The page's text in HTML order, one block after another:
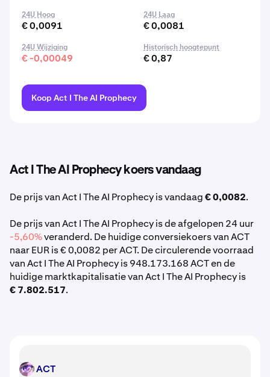
24U Hoog
€ 0,0091
24U Laag
€ 0,0081
24U Wijziging
€ -0,00049
Historisch hoogtepunt
€ 0,87
Koop Act I The AI Prophecy
Act I The AI Prophecy koers vandaag
De prijs van Act I The AI Prophecy is vandaag€ 0,0082.
De prijs van Act I The AI Prophecy is de afgelopen 24 uur
-5,60%veranderd. De huidige conversiekoers van ACT
naar EUR is € 0,0082 per ACT. De circulerende voorraad
van Act I The AI Prophecy is 948.173.168 ACT en de
huidige marktkapitalisatie van Act I The AI Prophecy is
€ 7.802.517.
ACT ACT